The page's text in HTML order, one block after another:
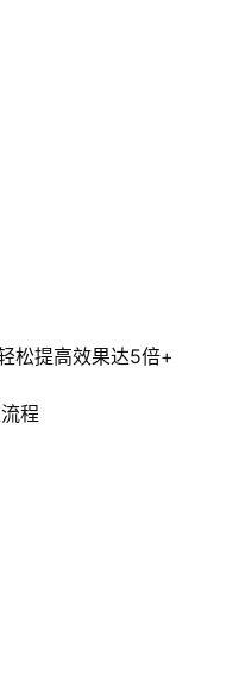
松提高效果达5倍+
程